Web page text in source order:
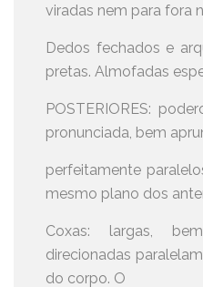
viradas nem para fora
Dedos fechados e
pretas. Almofadas
POSTERIORES:
pronunciada, bem
perfeitamente
mesmo plano dos
Coxas: largas,
direcionadas
do corpo. O